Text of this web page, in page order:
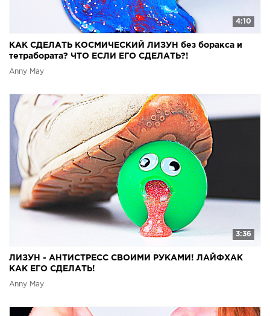
4:10
КАК СДЕЛАТЬ КОСМИЧЕСКИЙ ЛИЗУН без боракса и
тетрабората? ЧТО ЕСЛИ ЕГО СДЕЛАТЬ?!
Anny May
3:36
ЛИЗУН - АНТИСТРЕСС СВОИМИ РУКАМИ! ЛАЙФХАК
КАК ЕГО СДЕЛАТЬ!
Anny May